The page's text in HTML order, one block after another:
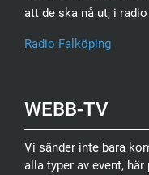
att de ska nå ut, i
Radio Falköping
WEBB-TV
Vi sänder inte bara
alla typer av event,